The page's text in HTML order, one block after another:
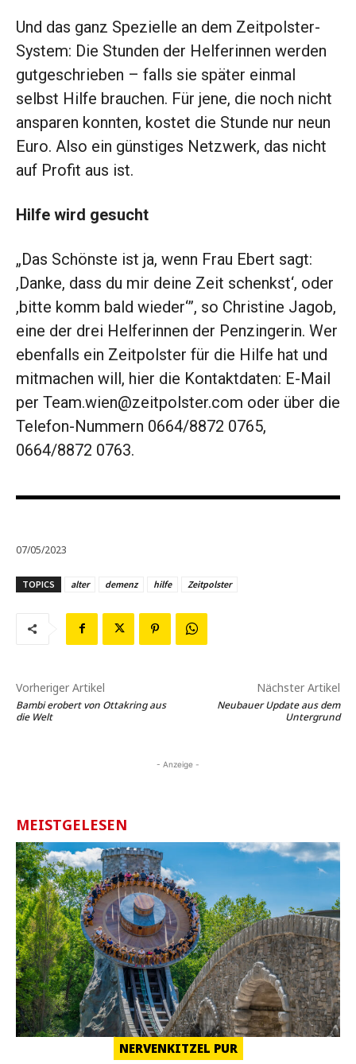
Und das ganz Spezielle an dem Zeitpolster-
System: Die Stunden der Helferinnen werden
gutgeschrieben – falls sie später einmal
selbst Hilfe brauchen. Für jene, die noch nicht
ansparen konnten, kostet die Stunde nur neun
Euro. Also ein günstiges Netzwerk, das nicht
auf Profit aus ist.
Hilfe wird gesucht
„Das Schönste ist ja, wenn Frau Ebert sagt:
,Danke, dass du mir deine Zeit schenkst‘, oder
,bitte komm bald wieder‘”, so Christine Jagob,
eine der drei Helferinnen der Penzingerin. Wer
ebenfalls ein Zeitpolster für die Hilfe hat und
mitmachen will, hier die Kontaktdaten: E-Mail
per Team.wien@zeitpolster.com oder über die
Telefon-Nummern 0664/8872 0765,
0664/8872 0763.
07/05/2023
TOPICS alter demenz hilfe Zeitpolster
Vorheriger Artikel
Bambi erobert von Ottakring aus
die Welt
Nächster Artikel
Neubauer Update aus dem
Untergrund
- Anzeige -
MEISTGELESEN
NERVENKITZEL PUR